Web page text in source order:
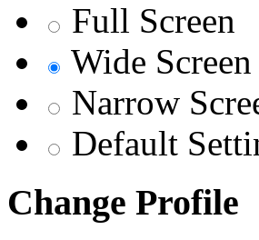
Full Screen
Wide Screen
Narrow
Default
Change Profile